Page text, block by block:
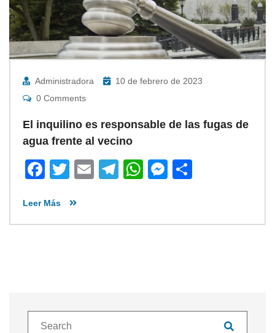
Administradora
10 de febrero de 2023
0 Comments
El inquilino es responsable de las fugas de
agua frente al vecino
Facebook
Twitter
EmailTelegram
WhatsApp
Messenger
Leer Más